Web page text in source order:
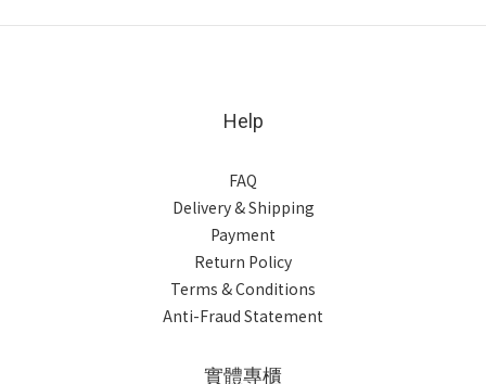
Help
FAQ
Delivery & Shipping
Payment
Return Policy
Terms & Conditions
Anti-Fraud Statement
實體專櫃